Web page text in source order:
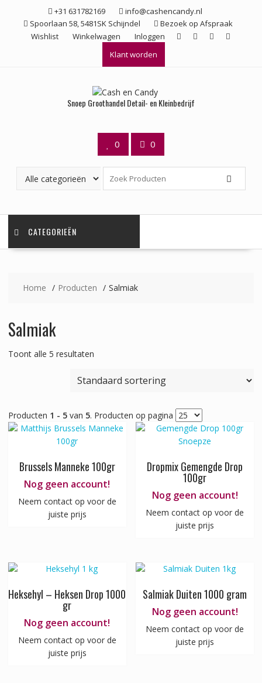
+31 631782169
info@cashencandy.nl
Spoorlaan 58, 5481SK Schijndel
Bezoek op Afspraak
Wishlist
Winkelwagen
Inloggen
Klant worden
Snoep Groothandel Detail- en Kleinbedrijf
0 0
CATEGORIEËN
Home Producten Salmiak
Salmiak
Toont alle 5 resultaten
Producten 1 - 5van 5. Producten op pagina
Brussels Manneke 100gr
Nog geen account!
Neem contact op voor de
juiste prijs
Dropmix Gemengde Drop
100gr
Nog geen account!
Neem contact op voor de
juiste prijs
Heksehyl – Heksen Drop 1000
gr
Nog geen account!
Neem contact op voor de
juiste prijs
Salmiak Duiten 1000 gram
Nog geen account!
Neem contact op voor de
juiste prijs